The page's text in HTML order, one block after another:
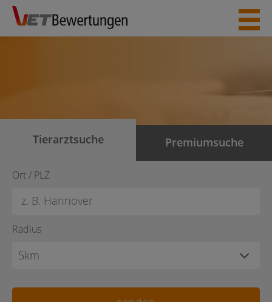
Skip
content
Tierarztsuche Premiumsuche
Ort / PLZ
Radius